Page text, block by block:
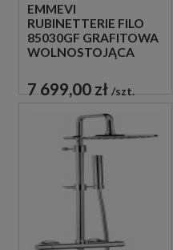
EMMEVI
RUBINETTERIE FILO
85030GF GRAFITOWA
WOLNOSTOJĄCA
7 699,00 zł szt.